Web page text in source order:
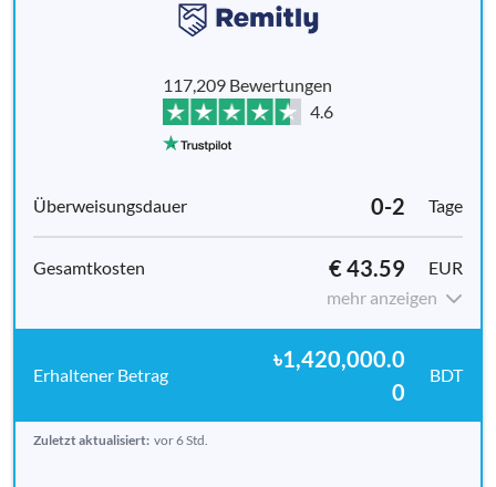
117,209 Bewertungen
4.6
0-2 Tage
€ 43.59
EUR
mehr anzeigen
৳1,420,000.0
0
BDT
Zuletzt aktualisiert: vor 6 Std.